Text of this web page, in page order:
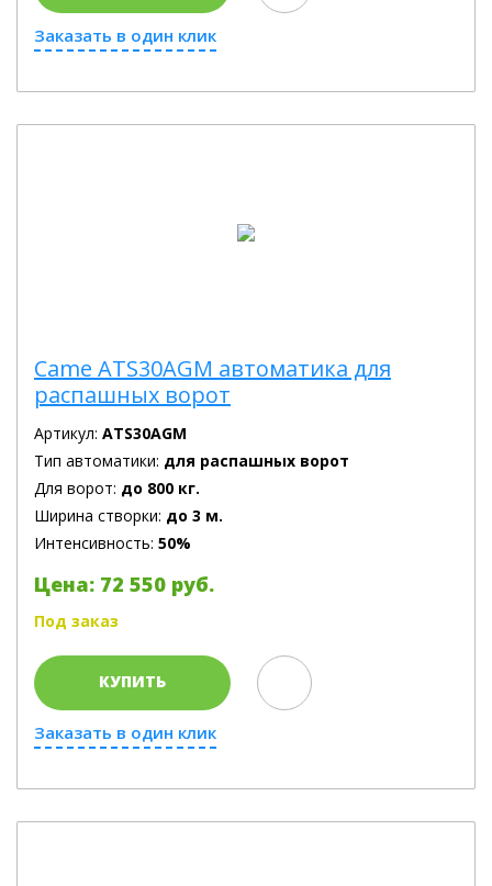
Заказать в один клик
Came ATS30AGM автоматика для
распашных ворот
Артикул: ATS30AGM
Тип автоматики: для распашных ворот
Для ворот: до 800 кг.
Ширина створки: до 3 м.
Интенсивность: 50%
Цена: 72 550 руб.
Под заказ
КУПИТЬ
Заказать в один клик